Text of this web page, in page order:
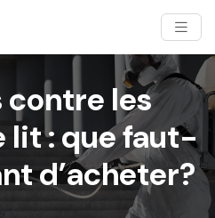
contre les
lit : que faut-
d’acheter?